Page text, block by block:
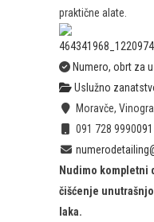
praktične alate.
Numero, obrt za
Uslužno
Moravče,
091 728 9990
Nudimo kompletni
čišćenje
laka.